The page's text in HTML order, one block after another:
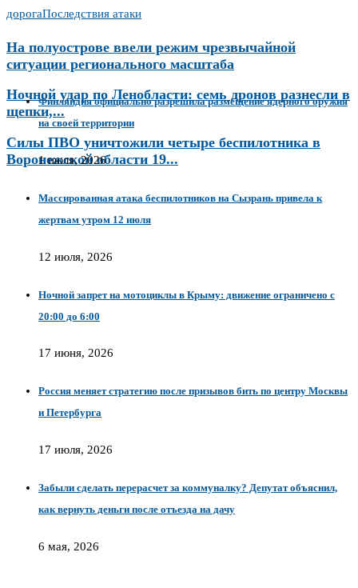
дорогаПоследствия атаки
На полуострове ввели режим чрезвычайной
ситуации регионального масштаба
Ночной удар по Ленобласти: семь дронов разнесли в
щепки,...
Силы ПВО уничтожили четыре беспилотника в
Воронежской области 19...
Финляндия официально разрешила размещение ядерного оружия
на своей территории
1 июля, 2026
Массированная атака беспилотников на Сызрань привела к
жертвам утром 12 июля
12 июля, 2026
Ночной запрет на мотоциклы в Крыму: движение ограничено с
20:00 до 6:00
17 июня, 2026
Россия меняет стратегию после призывов бить по центру Москвы
и Петербурга
17 июля, 2026
Забыли сделать перерасчет за коммуналку? Депутат объяснил,
как вернуть деньги после отъезда на дачу
6 мая, 2026